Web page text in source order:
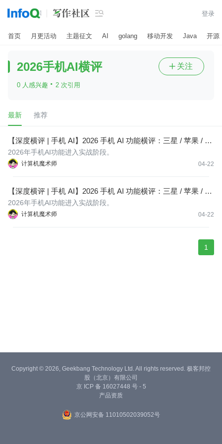
 登录
首页 月更活动 主题征文 AI golang 移动开发 Java 开源
2026手机AI横评
0 人感兴趣 · 2 次引用
 关注
最新 推荐
【深度横评 | 手机 AI】2026 手机 AI 功能横评：三星 / 苹果 / 华
为 / 小米 /OPPO/vivo/ 荣耀 / 谷歌 / 一加 / 真我 /iQOO/ 摩托罗
拉 / 索尼，十三路诸侯混战：谁在真正 AI，谁在 PPT 炼丹？
计算机魔术师 04-22
2026年手机AI功能进入实战阶段。
【深度横评 | 手机 AI】2026 手机 AI 功能横评：三星 / 苹果 / 华
为 / 小米 /OPPO/vivo/ 荣耀 / 谷歌 / 一加 / 真我 /iQOO/ 摩托罗
拉 / 索尼，十三路诸侯混战：谁在真正 AI，谁在 PPT 炼丹？
计算机魔术师 04-22
2026年手机AI功能进入实战阶段。
1
Copyright © 2026, Geekbang Technology Ltd. All rights reserved. 极客邦控
股（北京）有限公司
京 ICP 备 16027448 号 - 5
产品资质
京公网安备 11010502039052号